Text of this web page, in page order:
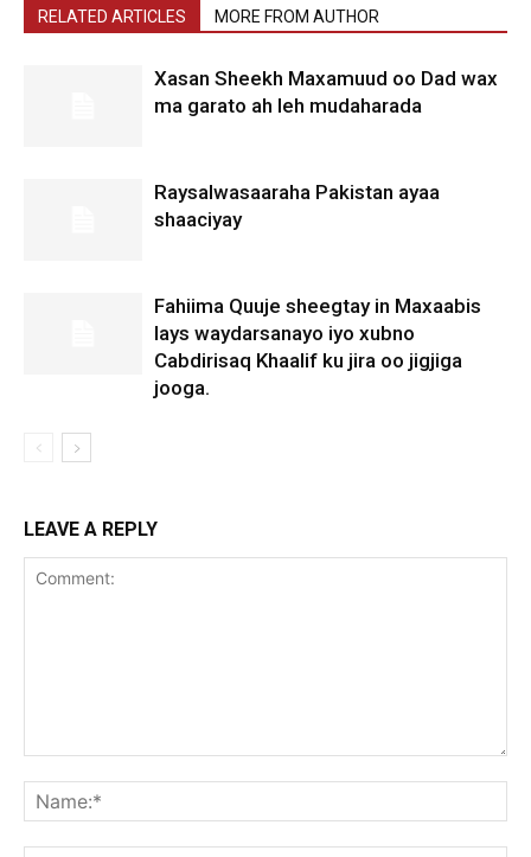
RELATED ARTICLES MORE FROM AUTHOR
Xasan Sheekh Maxamuud oo Dad wax
ma garato ah leh mudaharada
Raysalwasaaraha Pakistan ayaa
shaaciyay
Fahiima Quuje sheegtay in Maxaabis
lays waydarsanayo iyo xubno
Cabdirisaq Khaalif ku jira oo jigjiga
jooga.
LEAVE A REPLY